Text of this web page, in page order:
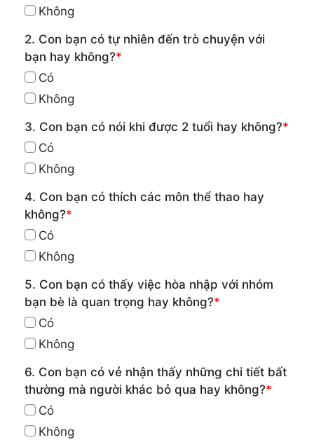
Không
2. Con bạn có tự nhiên đến trò chuyện với
bạn hay không?*
Có
Không
3. Con bạn có nói khi được 2 tuổi hay không?*
Có
Không
4. Con bạn có thích các môn thể thao hay
không?*
Có
Không
5. Con bạn có thấy việc hòa nhập với nhóm
bạn bè là quan trọng hay không?*
Có
Không
6. Con bạn có vẻ nhận thấy những chi tiết bất
thường mà người khác bỏ qua hay không?*
Có
Không